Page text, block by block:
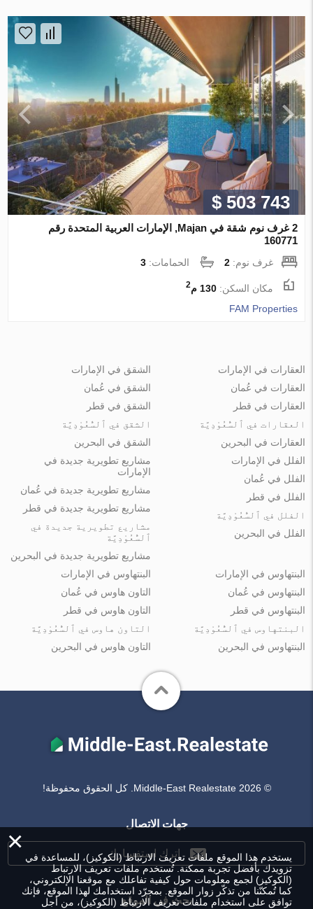
$ 503 743
2 غرف نوم شقة في Majan, الإمارات العربية المتحدة رقم
160771
غرف نوم:2 الحمامات:3
مكان السكن:130 م 2
FAM Properties
العقارات في الإمارات
العقارات في عُمان
العقارات في قطر
العقارات في ٱلسُّعُوْدِيَّة
العقارات في البحرين
الشقق في الإمارات
الشقق في عُمان
الشقق في قطر
الشقق في ٱلسُّعُوْدِيَّة
الشقق في البحرين
الفلل في الإمارات
الفلل في عُمان
الفلل في قطر
الفلل في ٱلسُّعُوْدِيَّة
الفلل في البحرين
مشاريع تطويرية جديدة في
الإمارات
مشاريع تطويرية جديدة في عُمان
مشاريع تطويرية جديدة في قطر
مشاريع تطويرية جديدة في
ٱلسُّعُوْدِيَّة
مشاريع تطويرية جديدة في البحرين
البنتهاوس في الإمارات
البنتهاوس في عُمان
البنتهاوس في قطر
البنتهاوس في ٱلسُّعُوْدِيَّة
البنتهاوس في البحرين
البنتهاوس في الإمارات
التاون هاوس في عُمان
التاون هاوس في قطر
التاون هاوس في ٱلسُّعُوْدِيَّة
التاون هاوس في البحرين
© Middle-East Realestate 2026. كل الحقوق محفوظة!
جهات الاتصال
اترك استفسارك
بحث في الموقع
×
يستخدم هذا الموقع ملفات تعريف الارتباط (الكوكيز)، للمساعدة في
تزويدك بأفضل تجربة ممكنة. تُستخدم ملفات تعريف الارتباط
(الكوكيز) لجمع معلومات حول كيفية تفاعلك مع موقعنا الإلكتروني،
كما تُمكنّنا من تذكّر زوار الموقع. بمجرّد استخدامك لهذا الموقع، فإنك
توافق على استخدام ملفات تعريف الارتباط (الكوكيز)، من أجل